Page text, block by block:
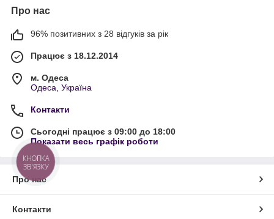
Про нас
96% позитивних з 28 відгуків за рік
Працює з 18.12.2014
м. Одеса
Одеса, Україна
Контакти
Сьогодні працює з 09:00 до 18:00
Показати весь графік роботи
Про нас
Контакти
КНОПКА
ЗВ'ЯЗКУ